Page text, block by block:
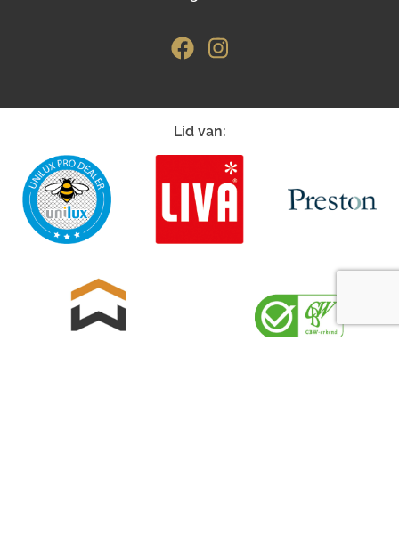
Lid van: